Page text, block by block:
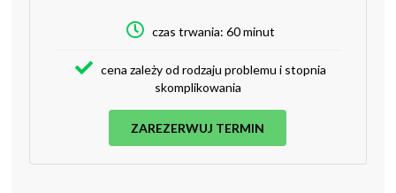
czas trwania: 60 minut
cena zależy od rodzaju problemu i stopnia
skomplikowania
ZAREZERWUJ TERMIN